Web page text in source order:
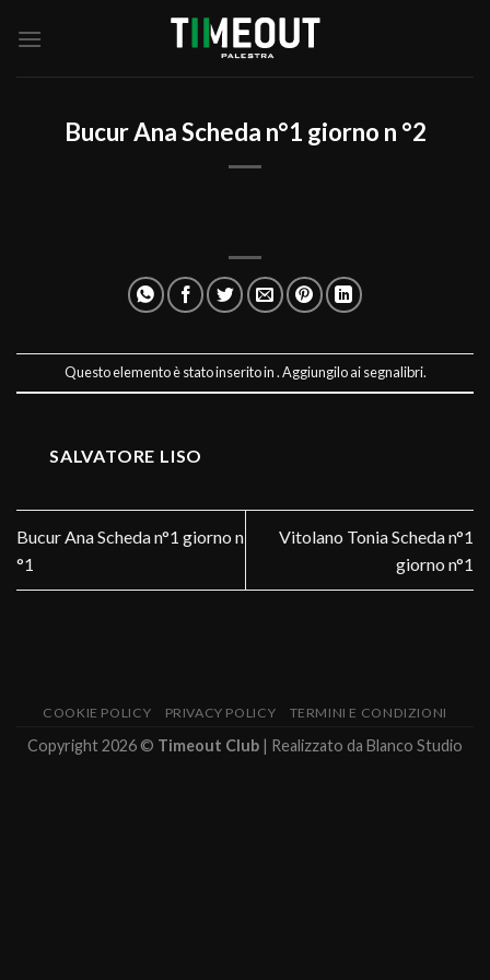
Bucur Ana Scheda n°1 giorno n °2
Questo elemento è stato inserito in . Aggiungilo aisegnalibri.
SALVATORE LISO
Bucur Ana Scheda n°1 giorno n
°1
Vitolano Tonia Scheda n°1
giorno n°1
COOKIE POLICY PRIVACY POLICY TERMINI E CONDIZIONI
Copyright 2026 © Timeout Club | Realizzato da Blanco Studio